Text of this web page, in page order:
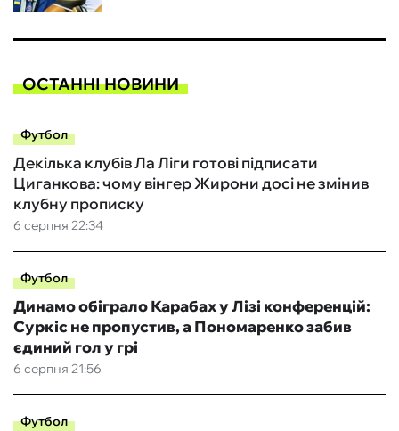
ОСТАННІ НОВИНИ
Футбол
6 серпня 22:34
Декілька клубів Ла Ліги готові підписати
Циганкова: чому вінгер Жирони досі не змінив
клубну прописку
Футбол
6 серпня 21:56
Динамо обіграло Карабах у Лізі конференцій:
Суркіс не пропустив, а Пономаренко забив
єдиний гол у грі
Футбол